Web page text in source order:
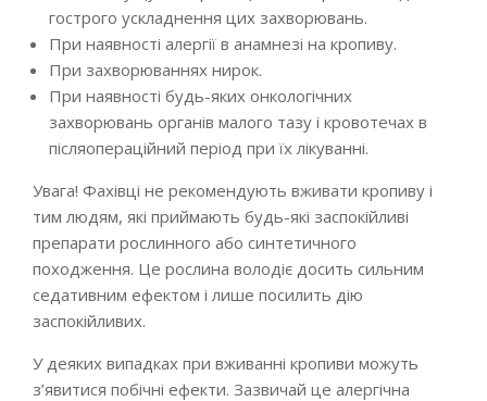
гострого ускладнення цих захворювань.
При наявності алергії в анамнезі на кропиву.
При захворюваннях нирок.
При наявності будь-яких онкологічних
захворювань органів малого тазу і кровотечах в
післяопераційний період при їх лікуванні.
Увага! Фахівці не рекомендують вживати кропиву і
тим людям, які приймають будь-які заспокійливі
препарати рослинного або синтетичного
походження. Це рослина володіє досить сильним
седативним ефектом і лише посилить дію
заспокійливих.
У деяких випадках при вживанні кропиви можуть
з’явитися побічні ефекти. Зазвичай це алергічна